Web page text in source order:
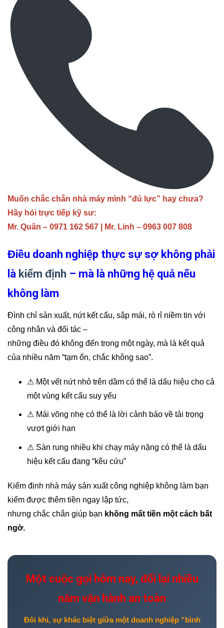
Muốn chắc chắn nhà máy mình “đủ lực” hay chưa?
Hãy hỏi trực tiếp kỹ sư:
Mr. Quân – 0971 162 567 | Mr. Linh – 0963 007 808
Điều doanh nghiệp thực sự sợ không phải
là kiểm định – mà là những hệ quả nếu
không làm
Đình chỉ sản xuất, nứt kết cấu, sập mái, rò rỉ niềm tin với
công nhân và đối tác –
những điều đó không đến trong một ngày, mà là kết quả
của nhiều năm “tạm ổn, chắc không sao”.
⚠ Một vết nứt nhỏ trên dầm có thể là dấu hiệu cho cả
một vùng kết cấu suy yếu
⚠ Mái võng nhẹ có thể là lời cảnh báo về tải trọng
vượt giới hạn
⚠ Sàn rung nhiều khi chạy máy nặng có thể là dấu
hiệu kết cấu đang “kêu cứu”
Kiểm định nhà máy sản xuất công nghiệp không làm bạn
kiếm được thêm tiền ngay lập tức,
nhưng chắc chắn giúp bạn không mất tiền một cách bất
ngờ.
Một cuộc gọi hôm nay, đổi lại nhiều
năm vận hành an toàn
Đôi khi, sự khác biệt giữa một doanh nghiệp “bình